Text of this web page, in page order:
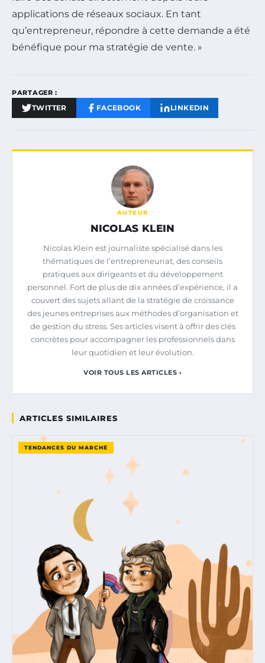
applications de réseaux sociaux. En tant
qu’entrepreneur, répondre à cette demande a été
bénéfique pour ma stratégie de vente. »
PARTAGER :
TWITTER FACEBOOK LINKEDIN
AUTEUR
NICOLAS KLEIN
Nicolas Klein est journaliste spécialisé dans les
thématiques de l’entrepreneuriat, des conseils
pratiques aux dirigeants et du développement
personnel. Fort de plus de dix années d’expérience, il a
couvert des sujets allant de la stratégie de croissance
des jeunes entreprises aux méthodes d’organisation et
de gestion du stress. Ses articles visent à offrir des clés
concrètes pour accompagner les professionnels dans
leur quotidien et leur évolution.
VOIR TOUS LES ARTICLES ›
ARTICLES SIMILAIRES
TENDANCES DU MARCHÉ